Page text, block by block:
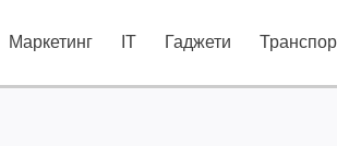
Маркетинг IT Гаджети